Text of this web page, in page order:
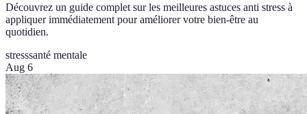
Découvrez un guide complet sur les meilleures astuces anti stress à
appliquer immédiatement pour améliorer votre bien-être au
quotidien.
stresssanté mentale
Aug 6